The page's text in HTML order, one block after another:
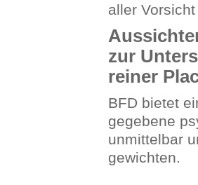
aller
zur
reiner
BFD bietet
gegebene
unmittelbar
gewichten.